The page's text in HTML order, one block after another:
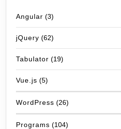
Angular (3)
jQuery (62)
Tabulator (19)
Vue.js (5)
WordPress (26)
Programs (104)